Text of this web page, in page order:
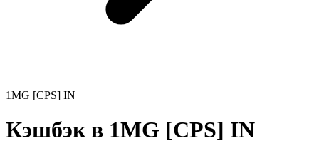
1MG [CPS] IN
Кэшбэк в 1MG [CPS] IN